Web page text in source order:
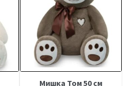
Мишка Том 50 см